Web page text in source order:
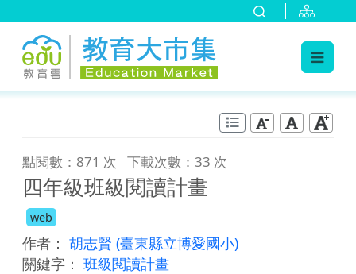
點閱數：871 次 下載次數：33 次
四年級班級閱讀計畫
web
作者： 胡志賢 (臺東縣立博愛國小)
關鍵字： 班級閱讀計畫